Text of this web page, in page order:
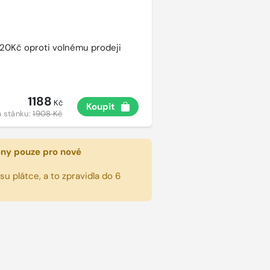
oproti volnému prodeji
1188 Kč
stánku:1908 Kč
Koupit
pouze pro nové
plátce, a to zpravidla do 6